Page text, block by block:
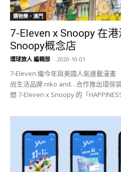
購物樂‧澳門
7-Eleven x Snoopy 在
Snoopy概念店
環球旅人 編輯部 - 2020-10-01
7-Eleven 繼今年與美國人氣連載漫畫
尚生活品牌 niko and…合作推出環保
間 7-Eleven x Snoopy 的「